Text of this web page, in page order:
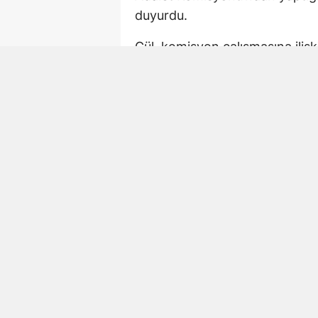
duyurdu.
Gül, komisyon çalışmasına